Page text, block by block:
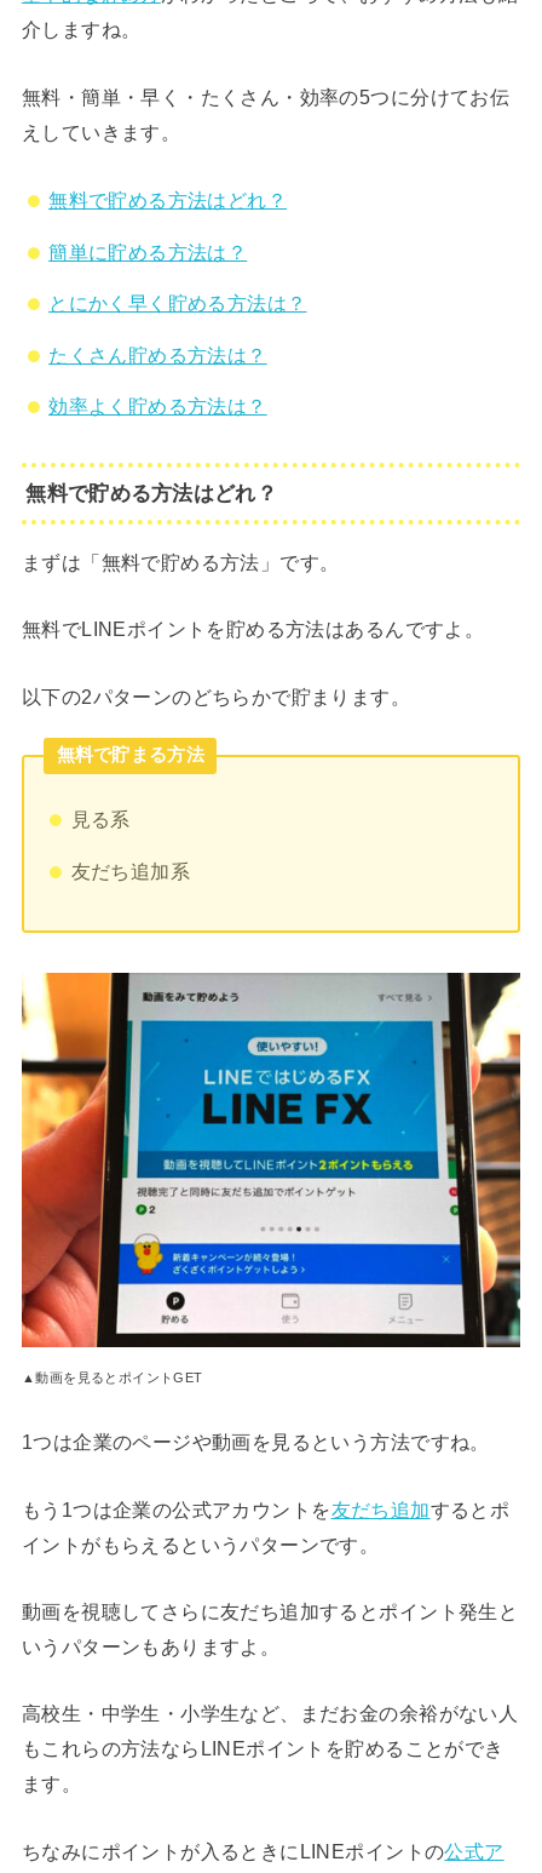
介しますね。
無料・簡単・早く・たくさん・効率の5つに分けてお伝
えしていきます。
無料で貯める方法はどれ？
簡単に貯める方法は？
とにかく早く貯める方法は？
たくさん貯める方法は？
効率よく貯める方法は？
無料で貯める方法はどれ？
まずは「無料で貯める方法」です。
無料でLINEポイントを貯める方法はあるんですよ。
以下の2パターンのどちらかで貯まります。
無料で貯まる方法
見る系
友だち追加系
▲動画を見るとポイントGET
1つは企業のページや動画を見るという方法ですね。
もう1つは企業の公式アカウントを友だち追加するとポ
イントがもらえるというパターンです。
動画を視聴してさらに友だち追加するとポイント発生と
いうパターンもありますよ。
高校生・中学生・小学生など、まだお金の余裕がない人
もこれらの方法ならLINEポイントを貯めることができ
ます。
ちなみにポイントが入るときにLINEポイントの公式ア